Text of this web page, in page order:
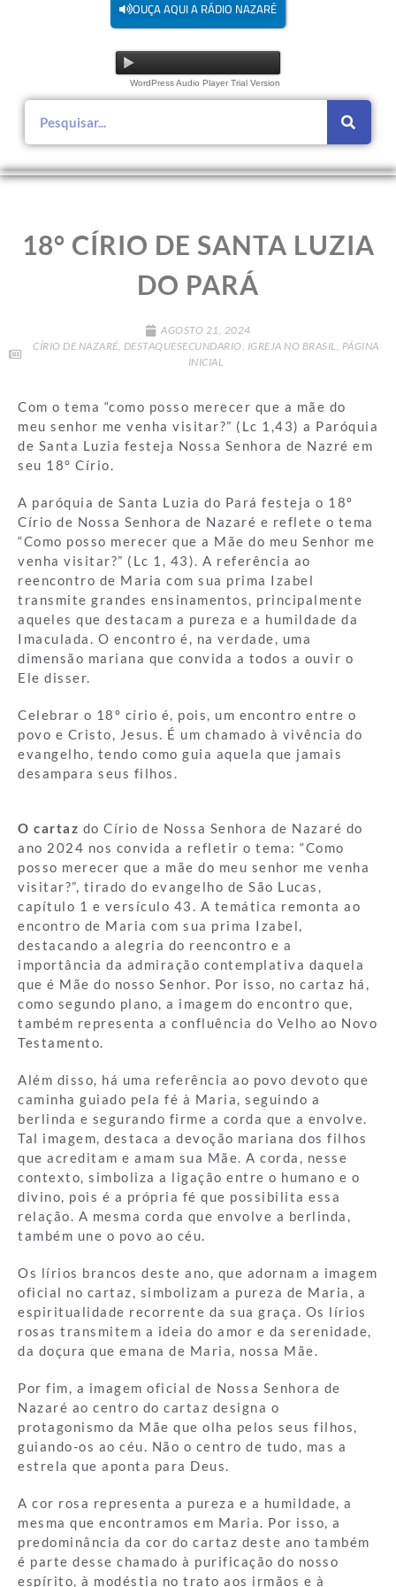
OUÇA AQUI A RÁDIO NAZARÉ
WordPress Audio Player Trial Version
18° CÍRIO DE SANTA LUZIA
DO PARÁ
AGOSTO 21, 2024
CÍRIO DE NAZARÉ, DESTAQUESECUNDARIO, IGREJA NO BRASIL, PÁGINA
INICIAL
Com o tema “como posso merecer que a mãe do
meu senhor me venha visitar?” (Lc 1,43) a Paróquia
de Santa Luzia festeja Nossa Senhora de Nazré em
seu 18° Círio.
A paróquia de Santa Luzia do Pará festeja o 18º
Círio de Nossa Senhora de Nazaré e reflete o tema
“Como posso merecer que a Mãe do meu Senhor me
venha visitar?” (Lc 1, 43). A referência ao
reencontro de Maria com sua prima Izabel
transmite grandes ensinamentos, principalmente
aqueles que destacam a pureza e a humildade da
Imaculada. O encontro é, na verdade, uma
dimensão mariana que convida a todos a ouvir o
Ele disser.
Celebrar o 18º círio é, pois, um encontro entre o
povo e Cristo, Jesus. É um chamado à vivência do
evangelho, tendo como guia aquela que jamais
desampara seus filhos.
O cartaz do Círio de Nossa Senhora de Nazaré do
ano 2024 nos convida a refletir o tema: “Como
posso merecer que a mãe do meu senhor me venha
visitar?”, tirado do evangelho de São Lucas,
capítulo 1 e versículo 43. A temática remonta ao
encontro de Maria com sua prima Izabel,
destacando a alegria do reencontro e a
importância da admiração contemplativa daquela
que é Mãe do nosso Senhor. Por isso, no cartaz há,
como segundo plano, a imagem do encontro que,
também representa a confluência do Velho ao Novo
Testamento.
Além disso, há uma referência ao povo devoto que
caminha guiado pela fé à Maria, seguindo a
berlinda e segurando firme a corda que a envolve.
Tal imagem, destaca a devoção mariana dos filhos
que acreditam e amam sua Mãe. A corda, nesse
contexto, simboliza a ligação entre o humano e o
divino, pois é a própria fé que possibilita essa
relação. A mesma corda que envolve a berlinda,
também une o povo ao céu.
Os lírios brancos deste ano, que adornam a imagem
oficial no cartaz, simbolizam a pureza de Maria, a
espiritualidade recorrente da sua graça. Os lírios
rosas transmitem a ideia do amor e da serenidade,
da doçura que emana de Maria, nossa Mãe.
Por fim, a imagem oficial de Nossa Senhora de
Nazaré ao centro do cartaz designa o
protagonismo da Mãe que olha pelos seus filhos,
guiando-os ao céu. Não o centro de tudo, mas a
estrela que aponta para Deus.
A cor rosa representa a pureza e a humildade, a
mesma que encontramos em Maria. Por isso, a
predominância da cor do cartaz deste ano também
é parte desse chamado à purificação do nosso
espírito, à modéstia no trato aos irmãos e à